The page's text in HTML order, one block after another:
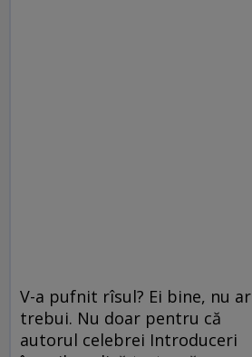
V-a pufnit rîsul? Ei bine, nu ar
trebui. Nu doar pentru că
autorul celebrei Introduceri